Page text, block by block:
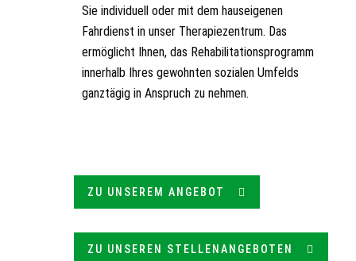
Sie individuell oder mit dem hauseigenen
Fahrdienst in unser Therapiezentrum. Das
ermöglicht Ihnen, das Rehabilitationsprogramm
innerhalb Ihres gewohnten sozialen Umfelds
ganztägig in Anspruch zu nehmen.
ZU UNSEREM ANGEBOT
ZU UNSEREN STELLENANGEBOTEN